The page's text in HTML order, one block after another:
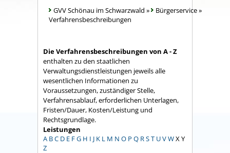
GVV Schönau im Schwarzwald » Bürgerservice»
Verfahrensbeschreibungen
Die Verfahrensbeschreibungen von A - Z
enthalten zu den staatlichen
Verwaltungsdienstleistungen jeweils alle
wesentlichen Informationen zu
Voraussetzungen, zuständiger Stelle,
Verfahrensablauf, erforderlichen Unterlagen,
Fristen/Dauer, Kosten/Leistung und
Rechtsgrundlage.
Leistungen
A BC D E FG H I J K L M N O P Q RST UVWX Y
Z